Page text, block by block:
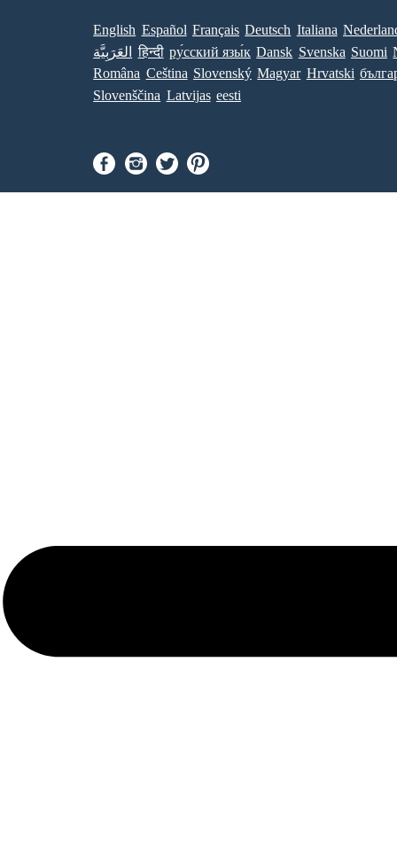
English Español Français Deutsch Italiana
العَرَبِيَّة
हिन्दी ру́сский язы́к Dansk Svenska Suomi
Româna Ceština Slovenský Magyar Hrvatski
Slovenščina Latvijas eesti